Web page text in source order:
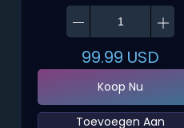
99.99 USD
Koop Nu
‌Toevoegen Aan